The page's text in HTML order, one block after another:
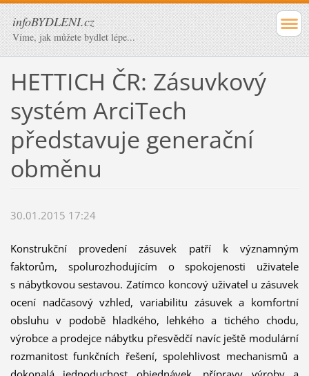
infoBYDLENI.cz
Víme, jak můžete bydlet lépe...
HETTICH ČR: Zásuvkový
systém ArciTech
představuje generační
obměnu
30.01.2015 17:24
Konstrukční provedení zásuvek patří k významným
faktorům, spolurozhodujícím o spokojenosti uživatele
s nábytkovou sestavou. Zatímco koncový uživatel u zásuvek
ocení nadčasový vzhled, variabilitu zásuvek a komfortní
obsluhu v podobě hladkého, lehkého a tichého chodu,
výrobce a prodejce nábytku přesvědčí navíc ještě modulární
rozmanitost funkčních řešení, spolehlivost mechanismů a